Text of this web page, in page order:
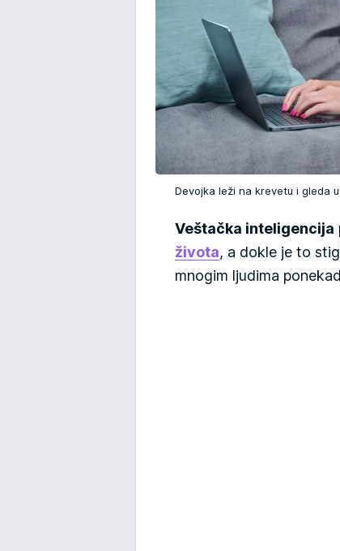
Devojka leži na krevetu i gleda
Veštačka inteligencija
života, a dokle je to
mnogim ljudima